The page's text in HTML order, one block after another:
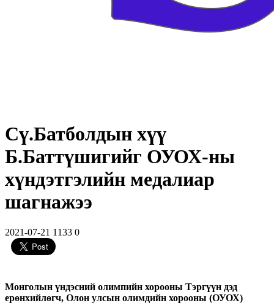
Cү.Батболдын хүү
Б.Баттүшигийг ОУОХ-ны
хүндэтгэлийн медалиар
шагнажээ
2021-07-21 1133 0
Монголын үндэсний олимпийн хорооны Тэргүүн дэд
ерөнхийлөгч, Олон улсын олимдийн хорооны (ОУОХ)